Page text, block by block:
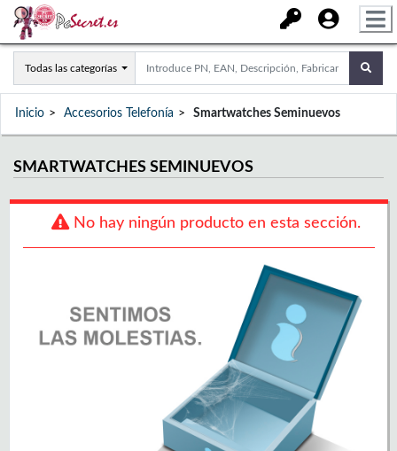
Todas las categorías
Inicio Accesorios Telefonía Smartwatches Seminuevos
SMARTWATCHES SEMINUEVOS
No hay ningún producto en esta sección.